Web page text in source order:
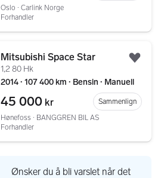
Oslo ∙ Carlink Norge
Forhandler
Mitsubishi Space Star
1,2 80 Hk
2014 ∙ 107 400 km ∙ Bensin ∙ Manuell
45 000 kr
Sammenlign
Hønefoss ∙ BANGGREN BIL AS
Forhandler
Ønsker du å bli varslet når det